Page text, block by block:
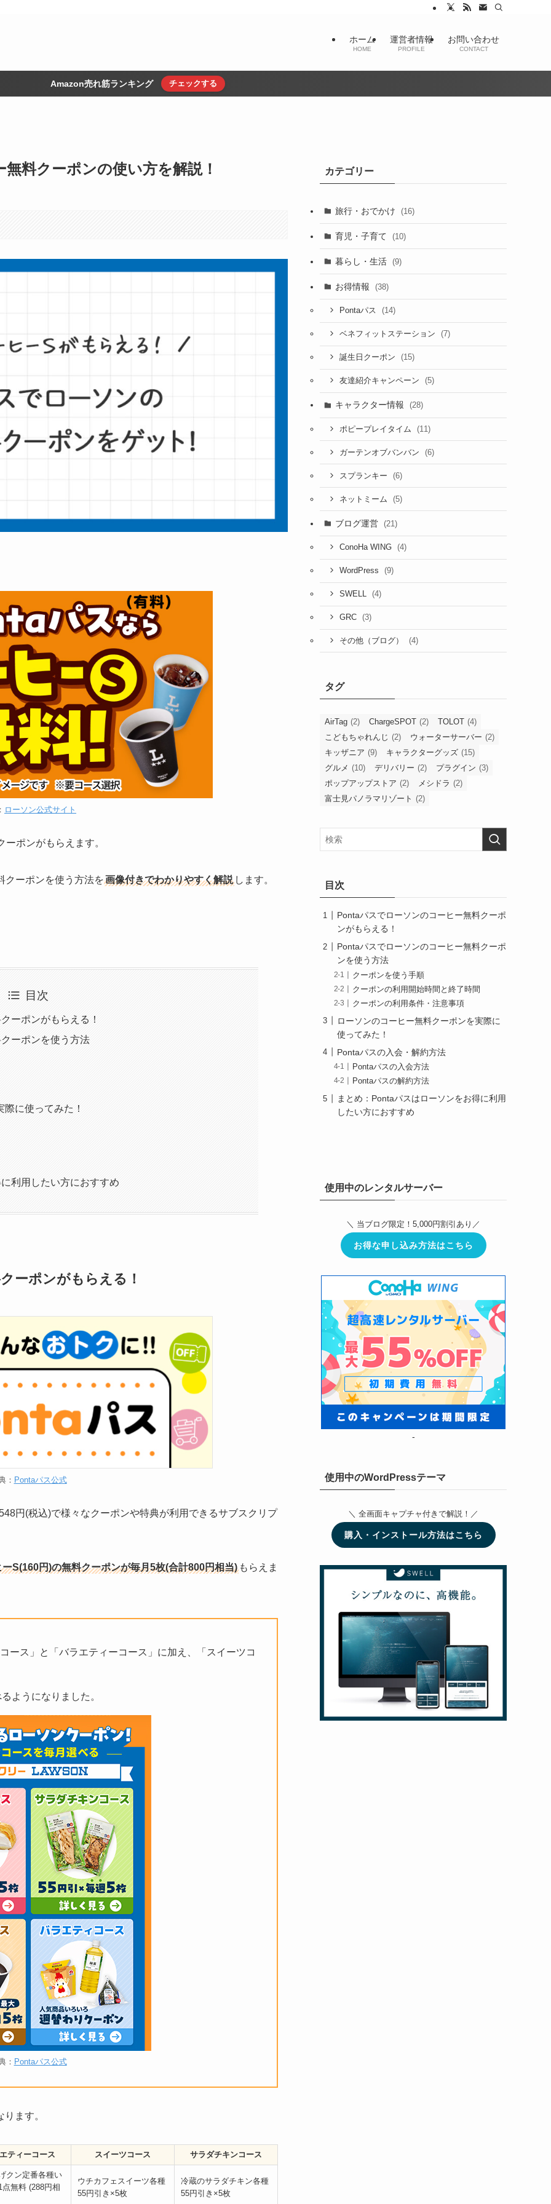
ホーム
HOME
運営者情報
PROFILE
お問い合わせ
CONTACT
Amazon売れ筋ランキング チェックする
料クーポンの使い方を解説！
ローソン公式サイト
ーポンがもらえます。
クーポンを使う方法を画像付きでわかりやすく解説 します。
目次
ーポンがもらえる！
ーポンを使う方法
に使ってみた！
利用したい方におすすめ
ーポンがもらえる！
： Pontaパス公式
円(税込)で様々なクーポンや特典が利用できるサブスクリプ
S(160円)の無料クーポンが毎月5枚(合計800円相当) もらえま
ース」と「バラエティーコース」に加え、「スイーツコ
ようになりました。
： Pontaパス公式
ます。
ティーコース スイーツコース サラダチキンコース
クン定番各種い
点無料 (288円相
ウチカフェスイーツ各種
55円引き×5枚
冷蔵のサラダチキン各種
55円引き×5枚
カテゴリー
旅行・おでかけ (16)
育児・子育て (10)
暮らし・生活 (9)
お得情報 (38)
Pontaパス (14)
ベネフィットステーション (7)
誕生日クーポン (15)
友達紹介キャンペーン (5)
キャラクター情報 (28)
ポピープレイタイム (11)
ガーテンオブバンバン (6)
スプランキー (6)
ネットミーム (5)
ブログ運営 (21)
ConoHa WING (4)
WordPress (9)
SWELL (4)
GRC (3)
その他（ブログ） (4)
タグ
AirTag (2) ChargeSPOT (2) TOLOT (4)
こどもちゃれんじ (2) ウォーターサーバー (2)
キッザニア (9) キャラクターグッズ (15)
グルメ (10) デリバリー (2) プラグイン (3)
ポップアップストア (2) メシドラ (2)
富士見パノラマリゾート (2)
目次
Pontaパスでローソンのコーヒー無料クーポ
ンがもらえる！
Pontaパスでローソンのコーヒー無料クーポ
ンを使う方法
クーポンを使う手順
クーポンの利用開始時間と終了時間
クーポンの利用条件・注意事項
ローソンのコーヒー無料クーポンを実際に
使ってみた！
Pontaパスの入会・解約方法
Pontaパスの入会方法
Pontaパスの解約方法
まとめ：Pontaパスはローソンをお得に利用
したい方におすすめ
使用中のレンタルサーバー
＼ 当ブログ限定！5,000円割引あり／
お得な申し込み方法はこちら
-
使用中のWordPressテーマ
＼ 全画面キャプチャ付きで解説！／
購入・インストール方法はこちら